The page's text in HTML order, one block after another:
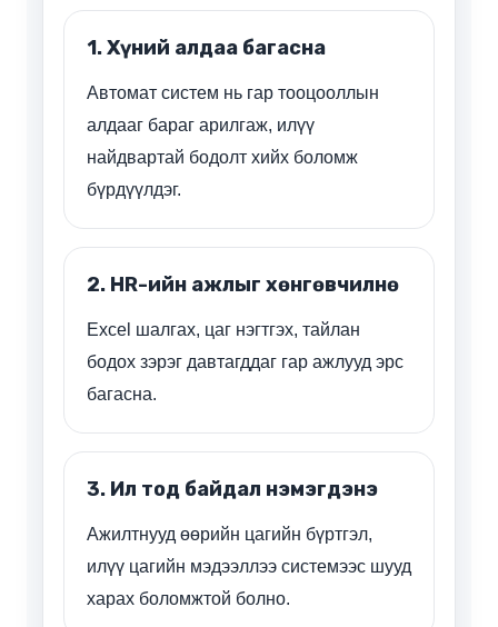
1. Хүний алдаа багасна
Автомат систем нь гар тооцооллын
алдааг бараг арилгаж, илүү
найдвартай бодолт хийх боломж
бүрдүүлдэг.
2. HR-ийн ажлыг хөнгөвчилнө
Excel шалгах, цаг нэгтгэх, тайлан
бодох зэрэг давтагддаг гар ажлууд эрс
багасна.
3. Ил тод байдал нэмэгдэнэ
Ажилтнууд өөрийн цагийн бүртгэл,
илүү цагийн мэдээллээ системээс шууд
харах боломжтой болно.